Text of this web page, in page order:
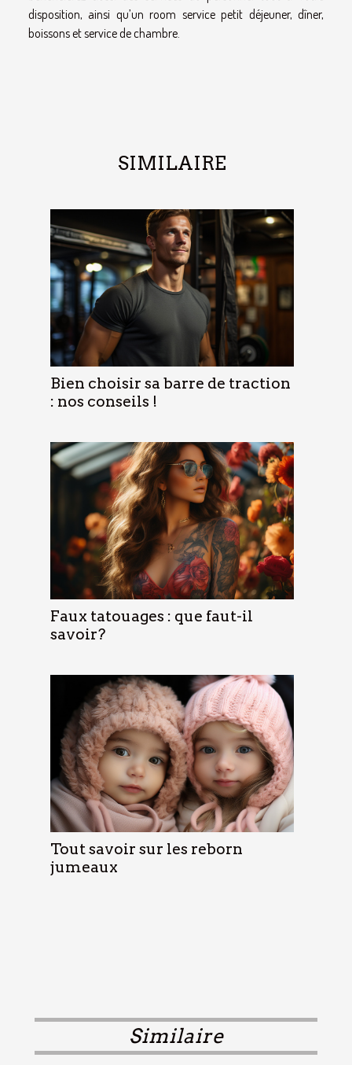
disposition, ainsi qu’un room service petit déjeuner, dîner,
boissons et service de chambre.
SIMILAIRE
Bien choisir sa barre de traction
: nos conseils !
Faux tatouages : que faut-il
savoir?
Tout savoir sur les reborn
jumeaux
Similaire